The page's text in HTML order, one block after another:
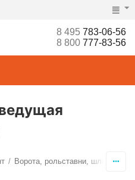
8 495783-06-56
8 800777-83-56
/ Ворота, рольставни,